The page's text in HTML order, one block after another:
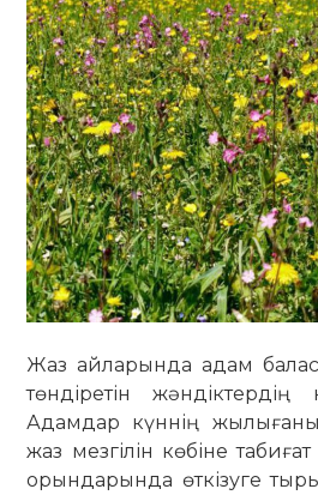
Жаз айларында адам
төндіретін жәндіктердің
Адамдар күннің
жаз мезгілін көбіне
орындарында өткізуге